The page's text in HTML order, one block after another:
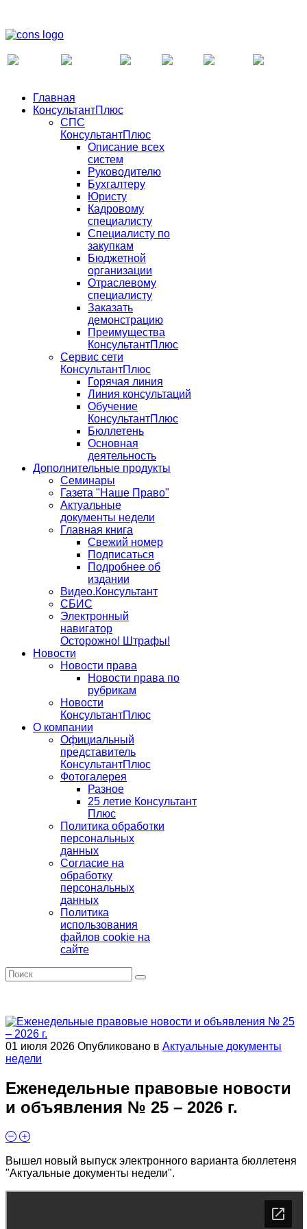
Главная
КонсультантПлюс
СПС
КонсультантПлюс
Описание всех
систем
Руководителю
Бухгалтеру
Юристу
Кадровому
специалисту
Специалисту по
закупкам
Бюджетной
организации
Отраслевому
специалисту
Заказать
демонстрацию
Преимущества
КонсультантПлюс
Сервис сети
КонсультантПлюс
Горячая линия
Линия консультаций
Обучение
КонсультантПлюс
Бюллетень
Основная
деятельность
Дополнительные продукты
Семинары
Газета "Наше Право"
Актуальные
документы недели
Главная книга
Свежий номер
Подписаться
Подробнее об
издании
Видео.Консультант
СБИС
Электронный
навигатор
Осторожно! Штрафы!
Новости
Новости права
Новости права по
рубрикам
Новости
КонсультантПлюс
О компании
Официальный
представитель
КонсультантПлюс
Фотогалерея
Разное
25 летие Консультант
Плюс
Политика обработки
персональных
данных
Согласие на
обработку
персональных
данных
Политика
использования
файлов cookie на
сайте
01 июля 2026 Опубликовано в Актуальные документы
недели
Еженедельные правовые новости
и объявления № 25 – 2026 г.
Вышел новый выпуск электронного варианта бюллетеня
"Актуальные документы недели".